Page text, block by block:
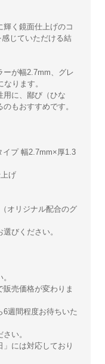
く鏡面仕上げのコ
じていただける結
ーが幅2.7mm、グレ
ります。
用に、鄙び（ひな
もおすすめです。
イプ 幅2.7mm×厚1.3
げ
オリジナル配合のグ
びください。
。
販売価格が変わりま
6週間程度お待ちいた
い。
には対応しており